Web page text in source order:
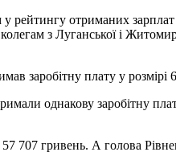
у рейтингу отриманих
з Луганської і
заробітну плату у розмірі
однакову заробітну
707 гривень. А голова